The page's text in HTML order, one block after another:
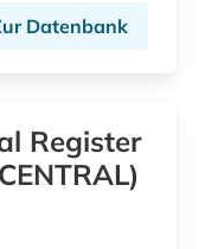
Datenbank
Register